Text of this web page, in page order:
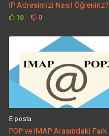
IP Adresimizi Nasıl Öğreniriz?
10 0
E-posta
POP ve IMAP Arasındaki Fark